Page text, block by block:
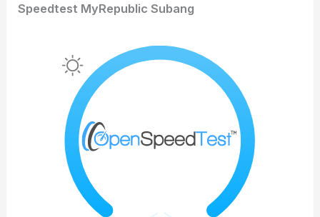
Speedtest MyRepublic Subang